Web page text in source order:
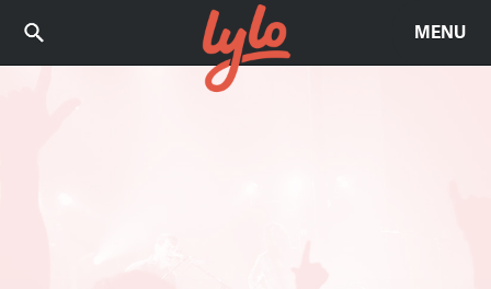
MENU